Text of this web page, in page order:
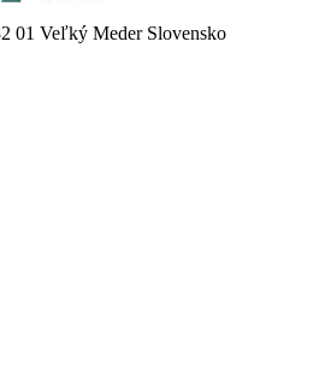
01 Veľký Meder Slovensko